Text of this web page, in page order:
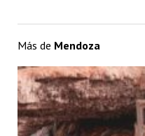
Más de Mendoza